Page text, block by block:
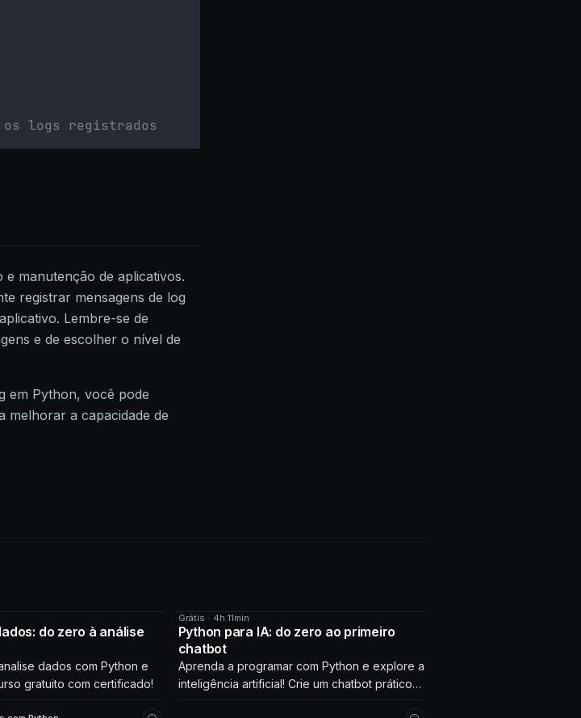
logs registrados
manutenção de aplicativos.
registrar mensagens de log
Lembre-se de
e de escolher o nível de
em Python, você pode
melhorar a capacidade de
do zero à análise
dados com Python e
gratuito com certificado!
CURSO
Grátis · 4h 11min
Python para IA: do zero ao primeiro
chatbot
Aprenda a programar com Python e explore a
inteligência artificial! Crie um chatbot prático